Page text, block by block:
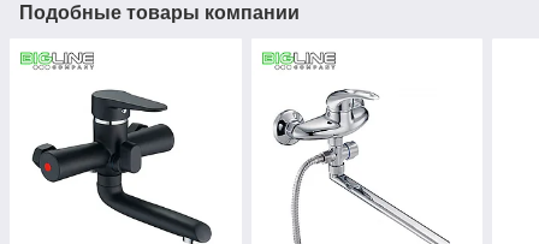
Подобные товары компании